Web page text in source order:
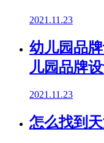
2021.11.23
幼儿园品
儿园品牌
2021.11.23
怎么找到